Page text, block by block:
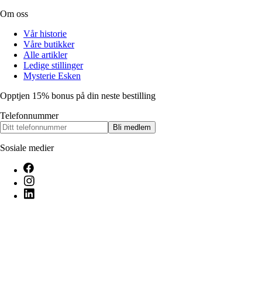
Om oss
Vår historie
Våre butikker
Alle artikler
Ledige stillinger
Mysterie Esken
Opptjen 15% bonus på din neste bestilling
Telefonnummer
Bli medlem
Sosiale medier